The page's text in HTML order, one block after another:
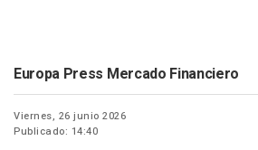
Europa Press Mercado Financiero
Viernes, 26 junio 2026
Publicado: 14:40